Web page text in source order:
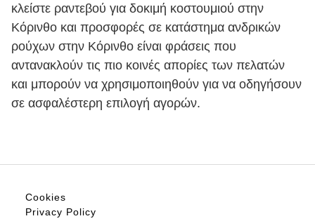
κλείστε ραντεβού για δοκιμή κοστουμιού στην
Κόρινθο και προσφορές σε κατάστημα ανδρικών
ρούχων στην Κόρινθο είναι φράσεις που
αντανακλούν τις πιο κοινές απορίες των πελατών
και μπορούν να χρησιμοποιηθούν για να οδηγήσουν
σε ασφαλέστερη επιλογή αγορών.
Cookies
Privacy Policy